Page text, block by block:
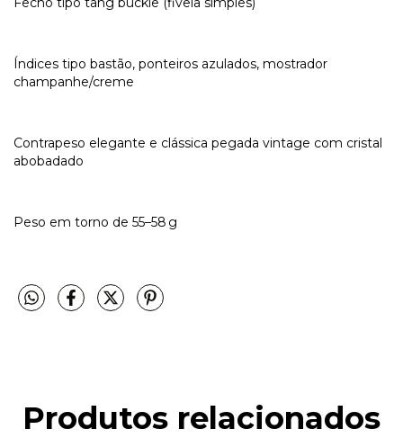
Índices tipo bastão, ponteiros azulados, mostrador
champanhe/creme
Contrapeso elegante e clássica pegada vintage com cristal
abobadado
Peso em torno de 55–58 g
Produtos relacionados